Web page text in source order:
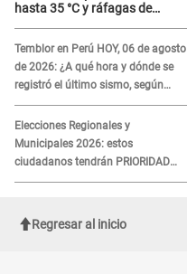
hasta 35 °C y ráfagas de
Temblor en Perú HOY, 06 de agosto
de 2026: ¿A qué hora y dónde se
registró el último sismo, según
IGP?
Elecciones Regionales y
Municipales 2026: estos
ciudadanos tendrán PRIORIDAD
para votar el 4 de octubre
Regresar al inicio